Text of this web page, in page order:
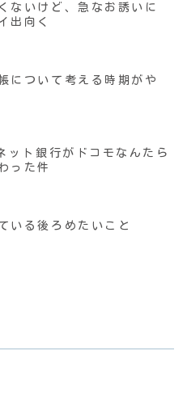
ないけど、急なお誘いに
出向く
について考える時期がや
ット銀行がドコモなんたら
った件
いる後ろめたいこと